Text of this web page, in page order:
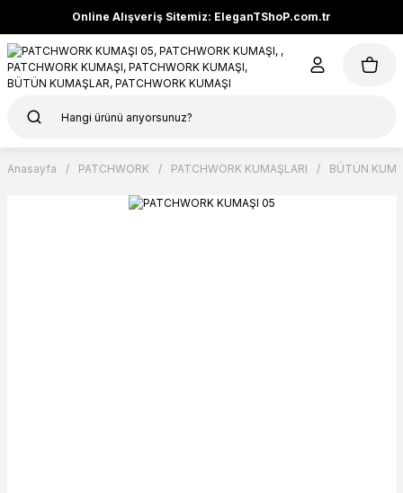
Online Alışveriş Sitemiz: EleganTShoP.com.tr
Anasayfa PATCHWORK PATCHWORK KUMAŞLARI BÜTÜN